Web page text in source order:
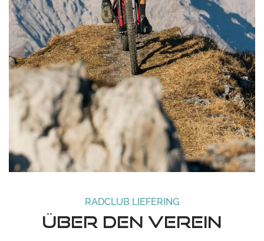
RADCLUB LIEFERING
Über den Verein